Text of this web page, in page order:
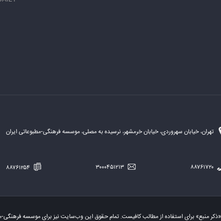
تهران، خیابان سهروردی، خیابان خرمشهر، نرسیده به مصلی، موسسه فرهنگی-مطبوعاتی ایران
«ذکر منبع» برای استفاده از مطالب کافیست. تمام حقوق این وب‌سایت نیز برای موسسه